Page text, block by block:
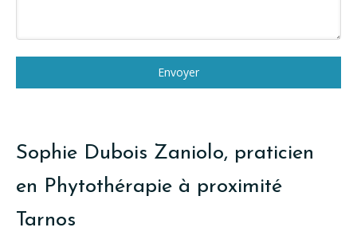
Envoyer
Sophie Dubois Zaniolo, praticien
en Phytothérapie à proximité
Tarnos